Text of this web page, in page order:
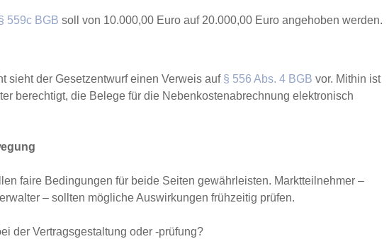
559c BGB soll von 10.000,00 Euro auf 20.000,00 Euro angehoben werden.
sieht der Gesetzentwurf einen Verweis auf § 556 Abs. 4 BGB vor. Mithin ist
berechtigt, die Belege für die Nebenkostenabrechnung elektronisch
faire Bedingungen für beide Seiten gewährleisten. Marktteilnehmer –
– sollten mögliche Auswirkungen frühzeitig prüfen.
der Vertragsgestaltung oder -prüfung?